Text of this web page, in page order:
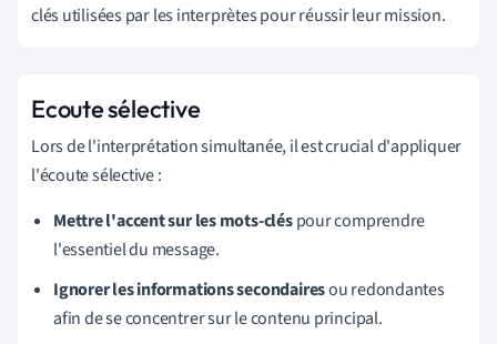
clés utilisées par les interprètes pour réussir leur mission.
Ecoute sélective
Lors de l'interprétation simultanée, il est crucial d'appliquer
l'écoute sélective :
Mettre l'accent sur les mots-cléspour comprendre
l'essentiel du message.
Ignorer les informations secondairesou redondantes
afin de se concentrer sur le contenu principal.